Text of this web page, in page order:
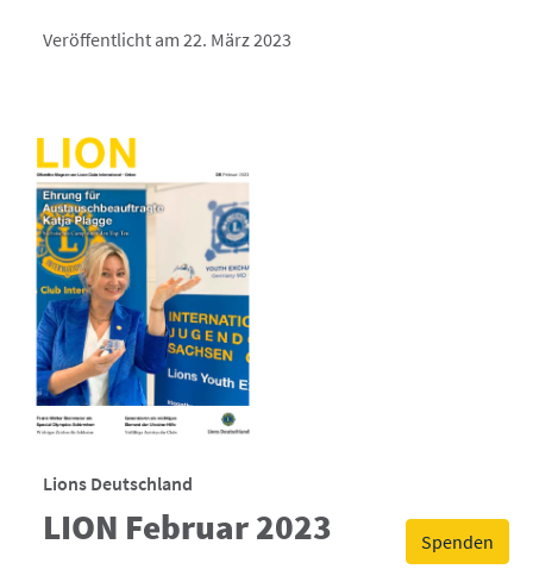
Spenden
Veröffentlicht am 22. März 2023
Lions Deutschland
LION Februar 2023